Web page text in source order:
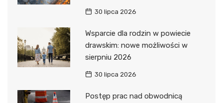
30 lipca 2026
Wsparcie dla rodzin w powiecie
drawskim: nowe możliwości w
sierpniu 2026
30 lipca 2026
Postęp prac nad obwodnicą